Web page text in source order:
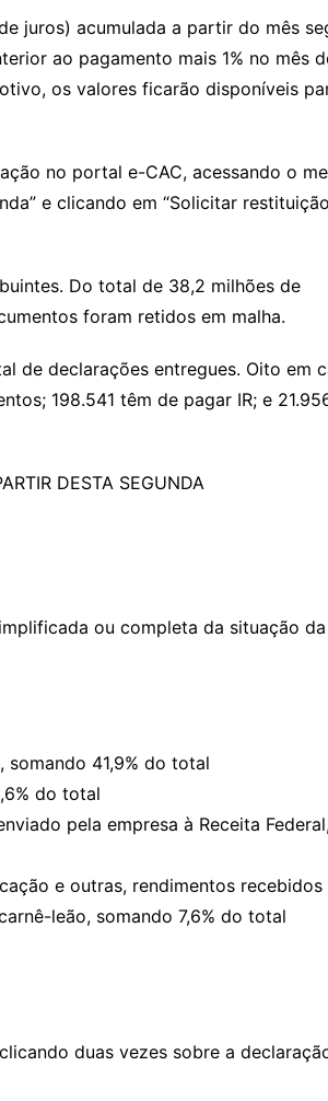
juros) acumulada a partir do mês
ao pagamento mais 1% no mês
os valores ficarão disponíveis
no portal e-CAC, acessando o
e clicando em “Solicitar
Do total de 38,2 milhões de
foram retidos em malha.
de declarações entregues. Oito em
198.541 têm de pagar IR; e
DESTA SEGUNDA
ou completa da situação da
41,9% do total
do total
pela empresa à Receita
e outras, rendimentos recebidos
leão, somando 7,6% do total
duas vezes sobre a